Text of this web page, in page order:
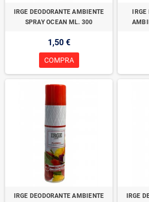
IRGE DEODORANTE AMBIENTE
SPRAY OCEAN ML. 300
1,50 €
COMPRA
IRGE DEODORANTE AMBIENTE
IRGE